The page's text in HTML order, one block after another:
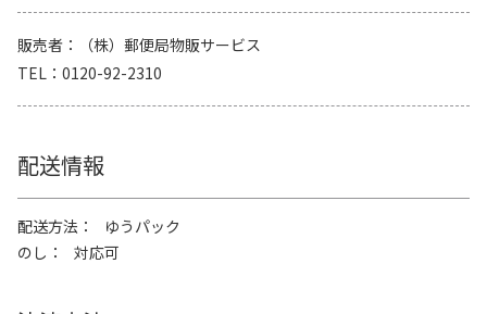
販売者
（株）郵便局物販サービス
TEL
0120-92-2310
配送情報
配送方法
ゆうパック
のし
対応可